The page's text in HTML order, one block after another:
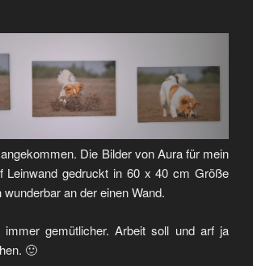
Die Bilder von Aura für mein
Leinwand gedruckt in 60 x 40 cm Größe
an der einen Wand.
gemütlicher. Arbeit soll und arf ja
🙂